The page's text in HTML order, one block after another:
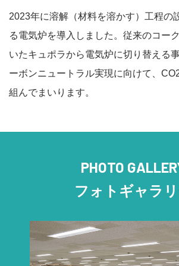
2023年に溶解（材料を溶かす）工程の
る電気炉を導入しました。従来のコー
いたキュポラから電気炉に切り替える
ーボンニュートラル実現に向けて、
組んでまいります。
PHOTO
フォトギャラ